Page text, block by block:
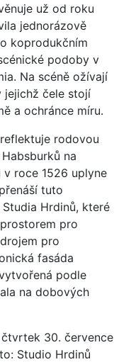
už od roku
jednorázově
koprodukčním
podoby v
Na scéně ožívají
jejichž čele stojí
a ochránce míru.
rodovou
na
roce 1526 uplyne
tuto
Hrdinů, které
pro
pro
fasáda
podle
na dobových
čtvrtek 30. července
Studio Hrdinů